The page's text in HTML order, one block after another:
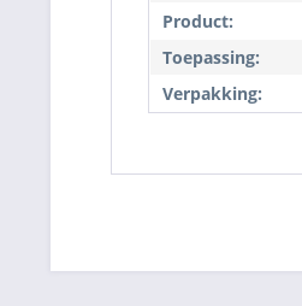
Product:
Toepassing:
Verpakking: